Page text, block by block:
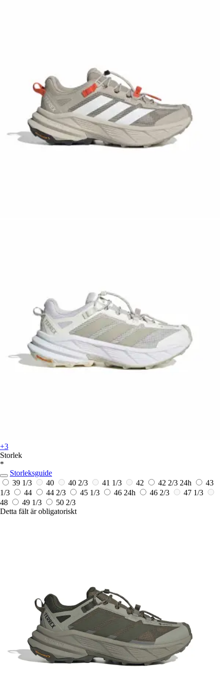
+3
Storlek
*
Storleksguide
39 1/3
40 40 2/3 41 1/3 42 42 2/3 24h
43
1/3
44 44 2/3 45 1/3 46 24h 46 2/3
47 1/3
48
49 1/3
50 2/3
Detta fält är obligatoriskt